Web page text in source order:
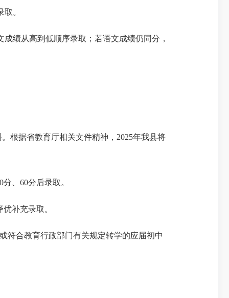
。
绩从高到低顺序录取；若语文成绩仍同分，
根据省教育厅相关文件精神，2025年我县将
、60分后录取。
补充录取。
符合教育行政部门有关规定转学的应届初中